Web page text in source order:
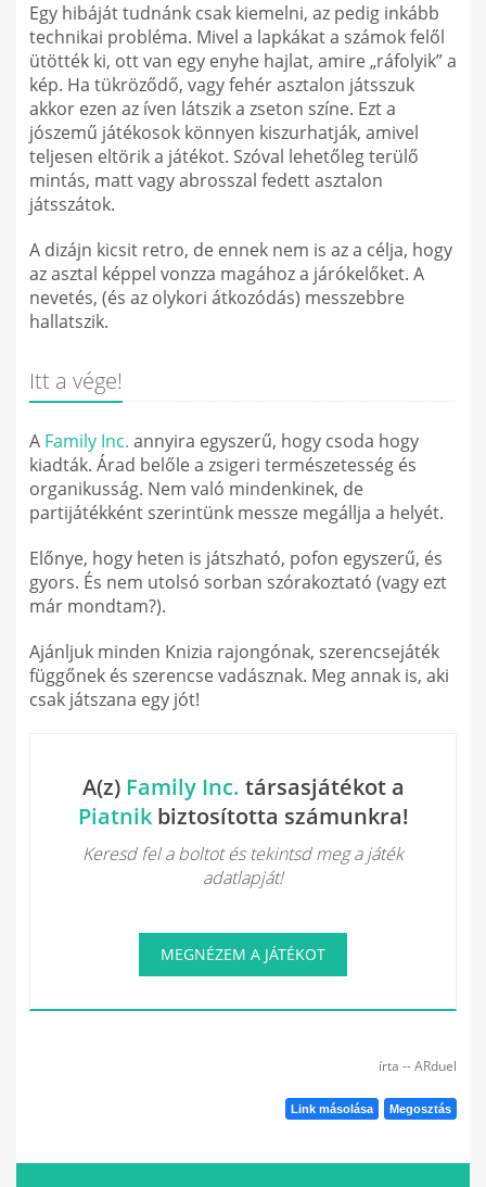
Egy hibáját tudnánk csak kiemelni, az pedig inkább
technikai probléma. Mivel a lapkákat a számok felől
ütötték ki, ott van egy enyhe hajlat, amire „ráfolyik” a
kép. Ha tükröződő, vagy fehér asztalon játsszuk
akkor ezen az íven látszik a zseton színe. Ezt a
jószemű játékosok könnyen kiszurhatják, amivel
teljesen eltörik a játékot. Szóval lehetőleg terülő
mintás, matt vagy abrosszal fedett asztalon
játsszátok.
A dizájn kicsit retro, de ennek nem is az a célja, hogy
az asztal képpel vonzza magához a járókelőket. A
nevetés, (és az olykori átkozódás) messzebbre
hallatszik.
Itt a vége!
A Family Inc. annyira egyszerű, hogy csoda hogy
kiadták. Árad belőle a zsigeri természetesség és
organikusság. Nem való mindenkinek, de
partijátékként szerintünk messze megállja a helyét.
Előnye, hogy heten is játszható, pofon egyszerű, és
gyors. És nem utolsó sorban szórakoztató (vagy ezt
már mondtam?).
Ajánljuk minden Knizia rajongónak, szerencsejáték
függőnek és szerencse vadásznak. Meg annak is, aki
csak játszana egy jót!
A(z) Family Inc. társasjátékot a
Piatnikbiztosította számunkra!
Keresd fel a boltot és tekintsd meg a játék
adatlapját!
MEGNÉZEM A JÁTÉKOT
írta -- ARduel
Link másolása Megosztás